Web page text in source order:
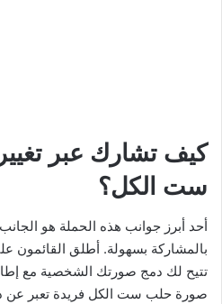
كيف تشارك عبر
ست الكل؟
أحد أبرز جوانب هذه الحملة هو
بالمشاركة بسهولة. أطلق القائمون
تتيح لك دمج صورتك الشخصية مع
صورة حلب ست الكل فريدة تعبر عن